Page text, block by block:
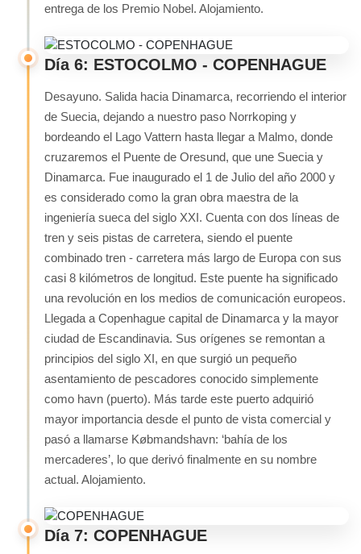
entrega de los Premio Nobel. Alojamiento.
Día 6: ESTOCOLMO - COPENHAGUE
Desayuno. Salida hacia Dinamarca, recorriendo el interior
de Suecia, dejando a nuestro paso Norrkoping y
bordeando el Lago Vattern hasta llegar a Malmo, donde
cruzaremos el Puente de Oresund, que une Suecia y
Dinamarca. Fue inaugurado el 1 de Julio del año 2000 y
es considerado como la gran obra maestra de la
ingeniería sueca del siglo XXI. Cuenta con dos líneas de
tren y seis pistas de carretera, siendo el puente
combinado tren - carretera más largo de Europa con sus
casi 8 kilómetros de longitud. Este puente ha significado
una revolución en los medios de comunicación europeos.
Llegada a Copenhague capital de Dinamarca y la mayor
ciudad de Escandinavia. Sus orígenes se remontan a
principios del siglo XI, en que surgió un pequeño
asentamiento de pescadores conocido simplemente
como havn (puerto). Más tarde este puerto adquirió
mayor importancia desde el punto de vista comercial y
pasó a llamarse Købmandshavn: ‘bahía de los
mercaderes’, lo que derivó finalmente en su nombre
actual. Alojamiento.
Día 7: COPENHAGUE